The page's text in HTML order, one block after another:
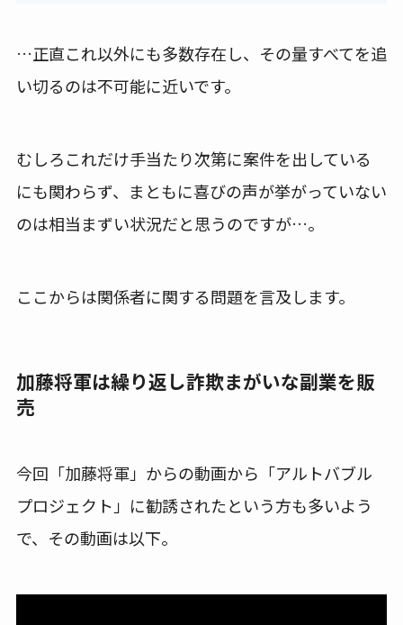
…正直これ以外にも多数存在し、その量すべてを追
い切るのは不可能に近いです。
むしろこれだけ手当たり次第に案件を出している
にも関わらず、まともに喜びの声が挙がっていない
のは相当まずい状況だと思うのですが…。
ここからは関係者に関する問題を言及します。
加藤将軍は繰り返し詐欺まがいな副業を販
売
今回「加藤将軍」からの動画から「アルトバブル
プロジェクト」に勧誘されたという方も多いよう
で、その動画は以下。